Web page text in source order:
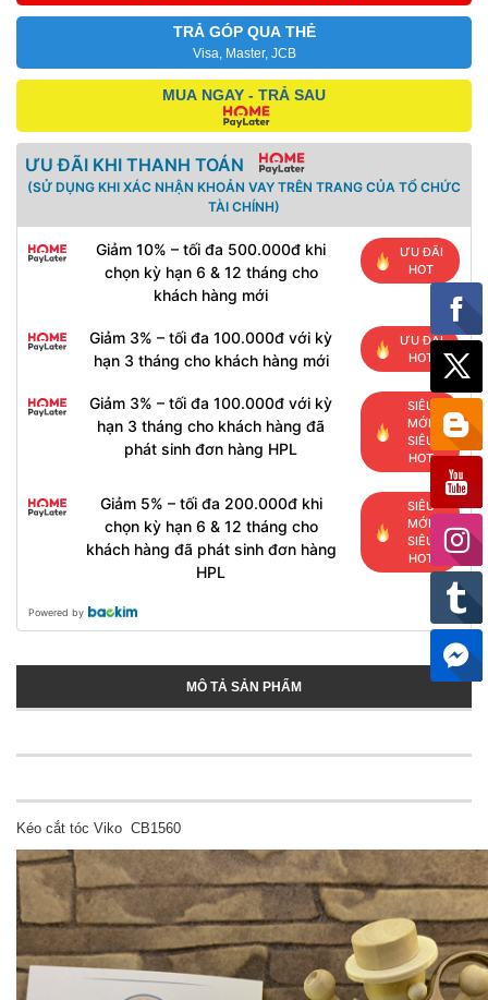
TRẢ GÓP QUA THẺ
Visa, Master, JCB
MUA NGAY - TRẢ SAU
ƯU ĐÃI KHI THANH TOÁN
(SỬ DỤNG KHI XÁC NHẬN KHOẢN VAY TRÊN TRANG CỦA TỔ CHỨC
TÀI CHÍNH)
Giảm 10% – tối đa 500.000đ khi
chọn kỳ hạn 6 & 12 tháng cho
khách hàng mới
ƯU ĐÃI
HOT
Giảm 3% – tối đa 100.000đ với kỳ
hạn 3 tháng cho khách hàng mới
ƯU ĐÃI
HOT
Giảm 3% – tối đa 100.000đ với kỳ
hạn 3 tháng cho khách hàng đã
phát sinh đơn hàng HPL
SIÊU
MỚI,
SIÊU
HOT
Giảm 5% – tối đa 200.000đ khi
chọn kỳ hạn 6 & 12 tháng cho
khách hàng đã phát sinh đơn hàng
HPL
SIÊU
MỚI,
SIÊU
HOT
Powered by
MÔ TẢ SẢN PHẨM
Kéo cắt tóc Viko CB1560